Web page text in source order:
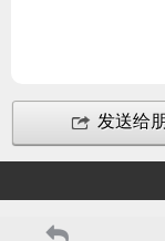
发送给